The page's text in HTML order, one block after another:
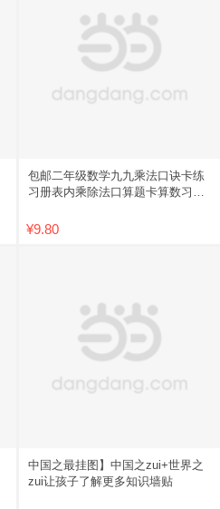
包邮二年级数学九九乘法口诀卡练
习册表内乘除法口算题卡算数习题
¥9.80
中国之最挂图】中国之zui+世界之
zui让孩子了解更多知识墙贴